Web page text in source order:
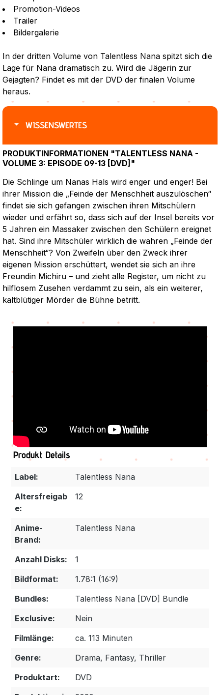
Promotion-Videos
Trailer
Bildergalerie
In der dritten Volume von Talentless Nana spitzt sich die
Lage für Nana dramatisch zu. Wird die Jägerin zur
Gejagten? Findet es mit der DVD der finalen Volume
heraus.
WISSENSWERTES
PRODUKTINFORMATIONEN "TALENTLESS NANA -
VOLUME 3: EPISODE 09-13 [DVD]"
Die Schlinge um Nanas Hals wird enger und enger! Bei
ihrer Mission die „Feinde der Menschheit auszulöschen“
findet sie sich gefangen zwischen ihren Mitschülern
wieder und erfährt so, dass sich auf der Insel bereits vor
5 Jahren ein Massaker zwischen den Schülern ereignet
hat. Sind ihre Mitschüler wirklich die wahren „Feinde der
Menschheit“? Von Zweifeln über den Zweck ihrer
eigenen Mission erschüttert, wendet sie sich an ihre
Freundin Michiru – und zieht alle Register, um nicht zu
hilflosem Zusehen verdammt zu sein, als ein weiterer,
kaltblütiger Mörder die Bühne betritt.
Produkt Details
Label:
Talentless Nana
Altersfreigab
e:
12
Anime-
Brand:
Talentless Nana
Anzahl Disks:
1
Bildformat:
1.78:1 (16:9)
Bundles:
Talentless Nana [DVD] Bundle
Exclusive:
Nein
Filmlänge:
ca. 113 Minuten
Genre:
Drama, Fantasy, Thriller
Produktart:
DVD